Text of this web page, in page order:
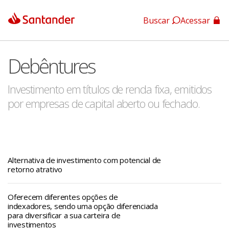
App Santander
App Santander Empresas
Buscar Acessar
Debêntures
Investimento em títulos de renda fixa, emitidos
por empresas de capital aberto ou fechado.
Alternativa de investimento com potencial de
retorno atrativo
Oferecem diferentes opções de
indexadores, sendo uma opção diferenciada
para diversificar a sua carteira de
investimentos